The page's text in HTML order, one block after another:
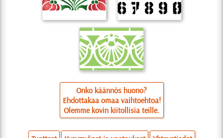
Onko käännös huono?
Ehdottakaa omaa vaihtoehtoa!
Olemme kovin kiitollisia teille.